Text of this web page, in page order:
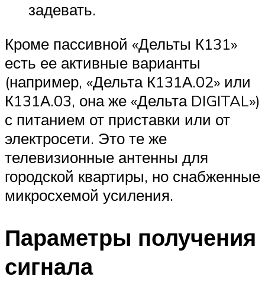
задевать.
Кроме пассивной «Дельты К131»
есть ее активные варианты
(например, «Дельта К131А.02» или
К131А.03, она же «Дельта DIGITAL»)
с питанием от приставки или от
электросети. Это те же
телевизионные антенны для
городской квартиры, но снабженные
микросхемой усиления.
Параметры получения
сигнала